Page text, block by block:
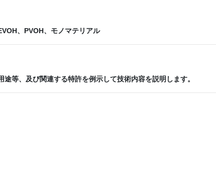
、PVOH、モノマテリアル
等、及び関連する特許を例示して技術内容を説明します。